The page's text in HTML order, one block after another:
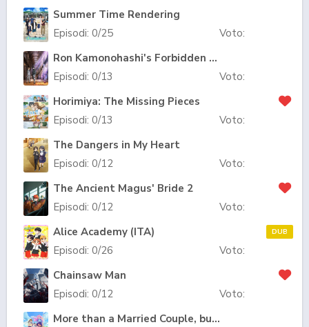
Summer Time Rendering
Voto:
Episodi: 0/25
Ron Kamonohashi's Forbidden Deductions
Voto:
Episodi: 0/13
Horimiya: The Missing Pieces
Voto:
Episodi: 0/13
The Dangers in My Heart
Voto:
Episodi: 0/12
The Ancient Magus' Bride 2
Voto:
Episodi: 0/12
Alice Academy (ITA)
DUB
Voto:
Episodi: 0/26
Chainsaw Man
Voto:
Episodi: 0/12
More than a Married Couple, but Not Lovers.